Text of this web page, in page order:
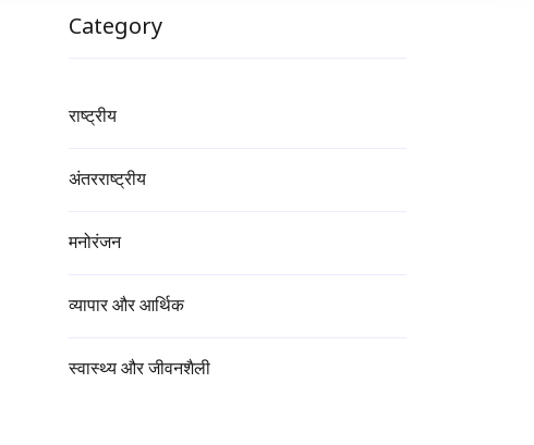
Category
राष्ट्रीय
अंतरराष्ट्रीय
मनोरंजन
व्यापार और आर्थिक
स्वास्थ्य और जीवनशैली